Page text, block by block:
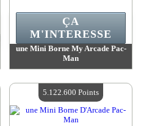
une Mini Borne My Arcade Pac-
Man
Quantité Disponible :4
ÇA
M'INTERESSE
5.122.600 Points